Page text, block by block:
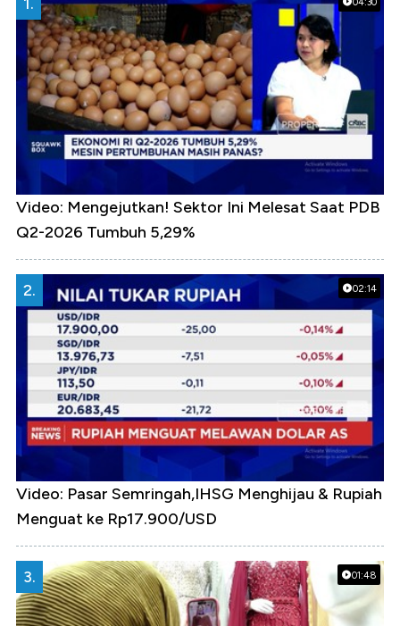
Video: Mengejutkan! Sektor Ini Melesat Saat PDB
Q2-2026 Tumbuh 5,29%
02:14
2.
Video: Pasar Semringah,IHSG Menghijau & Rupiah
Menguat ke Rp17.900/USD
01:48
3.